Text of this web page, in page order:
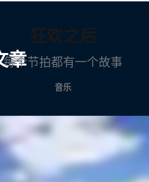
章
狂欢之后
每个节拍都有一个故事
音乐